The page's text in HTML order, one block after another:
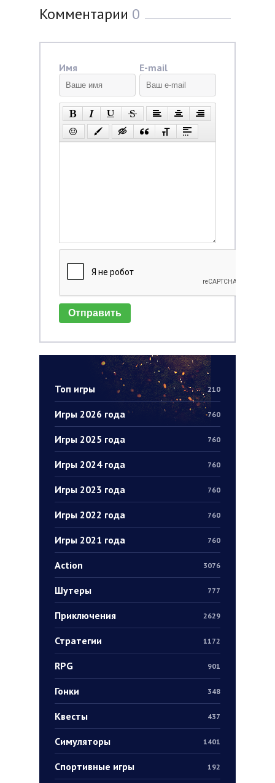
Топ игры 210
Игры 2026 года 760
Игры 2025 года 760
Игры 2024 года 760
Игры 2023 года 760
Игры 2022 года 760
Игры 2021 года 760
Action 3076
Шутеры 777
Приключения 2629
Стратегии 1172
RPG 901
Гонки 348
Квесты 437
Симуляторы 1401
Спортивные игры 192
Комментарии 0
Имя E-mail
Отправить